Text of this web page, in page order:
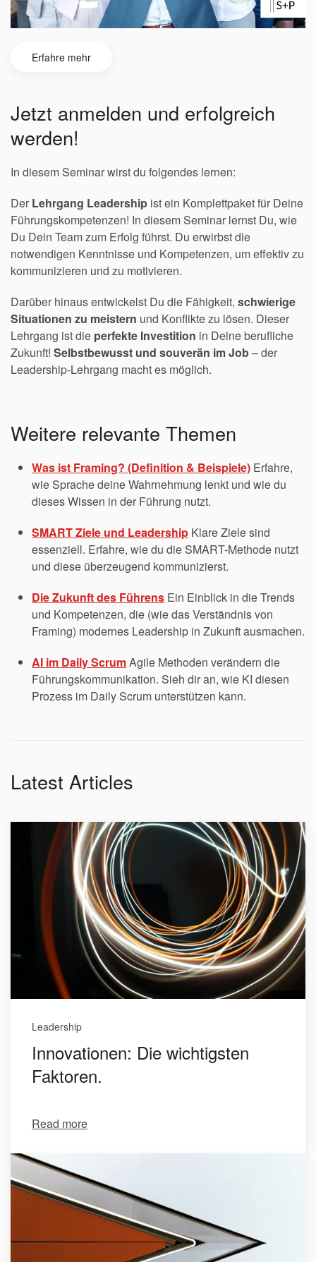
Erfahre mehr
Jetzt anmelden und erfolgreich
werden!
In diesem Seminar wirst du folgendes lernen:
Der Lehrgang Leadership ist ein Komplettpaket für Deine
Führungskompetenzen! In diesem Seminar lernst Du, wie
Du Dein Team zum Erfolg führst. Du erwirbst die
notwendigen Kenntnisse und Kompetenzen, um effektiv zu
kommunizieren und zu motivieren.
Darüber hinaus entwickelst Du die Fähigkeit, schwierige
Situationen zu meistern und Konflikte zu lösen. Dieser
Lehrgang ist die perfekte Investition in Deine berufliche
Zukunft! Selbstbewusst und souverän im Job– der
Leadership-Lehrgang macht es möglich.
Weitere relevante Themen
Was ist Framing? (Definition & Beispiele) Erfahre,
wie Sprache deine Wahrnehmung lenkt und wie du
dieses Wissen in der Führung nutzt.
SMART Ziele und Leadership Klare Ziele sind
essenziell. Erfahre, wie du die SMART-Methode nutzt
und diese überzeugend kommunizierst.
Die Zukunft des Führens Ein Einblick in die Trends
und Kompetenzen, die (wie das Verständnis von
Framing) modernes Leadership in Zukunft ausmachen.
AI im Daily ScrumAgile Methoden verändern die
Führungskommunikation. Sieh dir an, wie KI diesen
Prozess im Daily Scrum unterstützen kann.
Latest Articles
Leadership
Innovationen: Die wichtigsten
Faktoren.
Read more